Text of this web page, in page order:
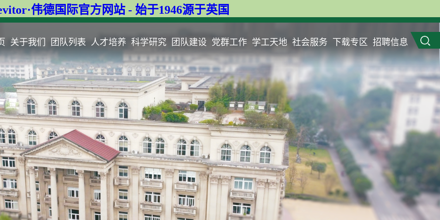
伟德国际官方网站 - 始于1946源于英国
关于我们 团队列表 人才培养 科学研究 团队建设 党群工作 学工天地 社会服务 下载专区 招聘信息